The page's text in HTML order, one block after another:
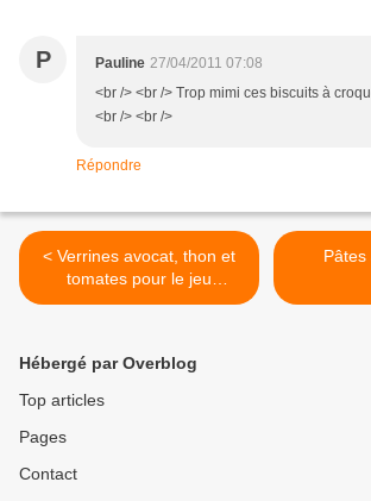
P Pauline 27/04/2011 07:08
<br /> <br /> Trop mimi ces biscuits à
<br /> <br />
Répondre
< Verrines avocat, thon et
tomates pour le jeu
interblog #16
Hébergé par Overblog
Top articles
Pages
Contact